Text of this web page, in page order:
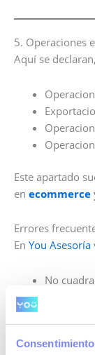
Consentimiento
5. Operaciones
Aquí se
Este apartado
en ecommerce
Errores
En You Asesoría
No
Pensar